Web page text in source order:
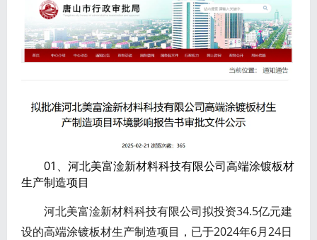
01、河北美富淦新材料科技有限公司高端涂镀板材
生产制造项目
河北美富淦新材料科技有限公司拟投资34.5亿元建
设的高端涂镀板材生产制造项目，已于2024年6月24日